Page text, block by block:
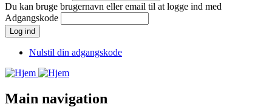
Du kan bruge brugernavn eller email til at logge ind med
Adgangskode
Nulstil din adgangskode
Main navigation